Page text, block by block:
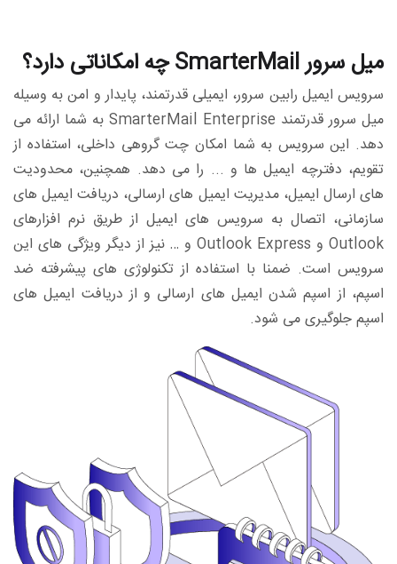
میل سرور SmarterMail چه امکاناتی دارد؟
سرویس ایمیل رابین سرور، ایمیلی قدرتمند، پایدار و امن به وسیله
میل سرور قدرتمند SmarterMail Enterprise به شما ارائه می
دهد. این سرویس به شما امکان چت گروهی داخلی، استفاده از
تقویم، دفترچه ایمیل ها و ... را می دهد. همچنین، محدودیت
های ارسال ایمیل، مدیریت ایمیل های ارسالی، دریافت ایمیل های
سازمانی، اتصال به سرویس های ایمیل از طریق نرم افزارهای
Outlook و Outlook Express و … نیز از دیگر ویژگی های این
سرویس است. ضمنا با استفاده از تکنولوژی های پیشرفته ضد
اسپم، از اسپم شدن ایمیل های ارسالی و از دریافت ایمیل های
اسپم جلوگیری می شود.